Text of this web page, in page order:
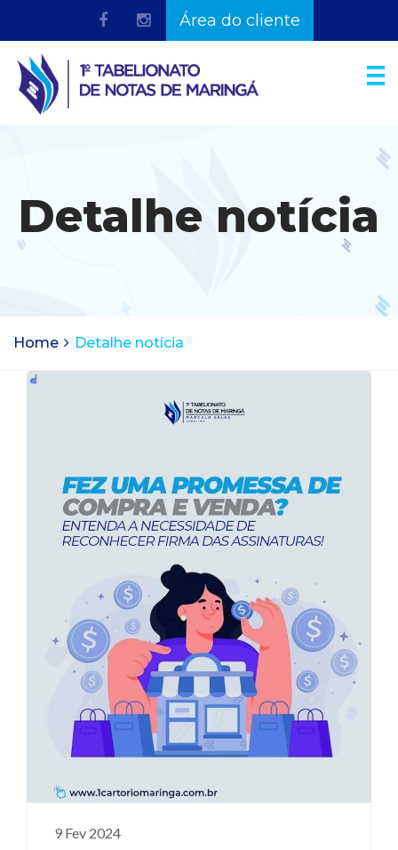
Área do cliente
Detalhe notícia
Home Detalhe notícia
9 Fev 2024